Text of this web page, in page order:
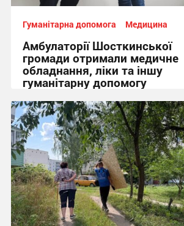
Гуманітарна допомога Медицина
Амбулаторії Шосткинської
громади отримали медичне
обладнання, ліки та іншу
гуманітарну допомогу
21:07, 29.07.2026